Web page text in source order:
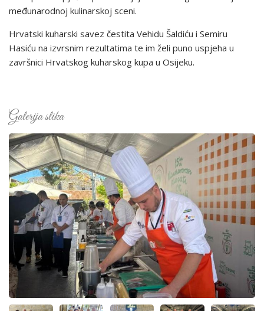
međunarodnoj kulinarskoj sceni.
Hrvatski kuharski savez čestita Vehidu Šaldiću i Semiru
Hasiću na izvrsnim rezultatima te im želi puno uspjeha u
završnici Hrvatskog kuharskog kupa u Osijeku.
Galerija slika